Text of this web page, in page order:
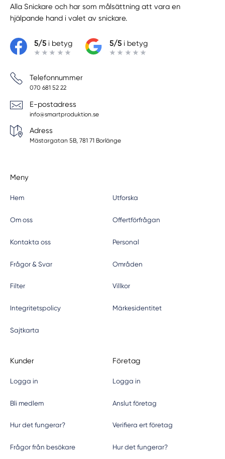
Alla Snickare och har som målsättning att vara en
hjälpande hand i valet av snickare.
5/5i betyg 5/5i betyg
Telefonnummer
070 681 52 22
E-postadress
info@smartproduktion.se
Adress
Mästargatan 5B, 781 71 Borlänge
Meny
Hem Utforska
Om oss Offertförfrågan
Kontakta oss Personal
Frågor & Svar Områden
Filter Villkor
Integritetspolicy Märkesidentitet
Sajtkarta
Kunder
Logga in
Bli medlem
Hur det fungerar?
Frågor från besökare
Företag
Logga in
Anslut företag
Verifiera ert företag
Hur det fungerar?